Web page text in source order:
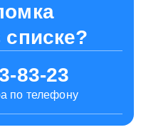
списке?
83-23
по телефону